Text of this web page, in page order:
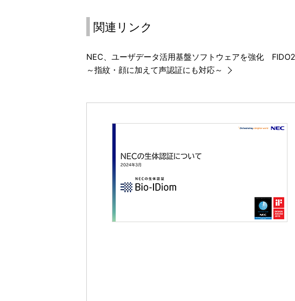
関連リンク
NEC、ユーザデータ活用基盤ソフトウェアを強化
～指紋・顔に加えて声認証にも対応～